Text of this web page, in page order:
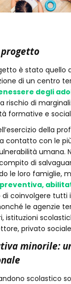
è stato quello
di un centro
degli
rischio di
formative e
della
contatto con le
umana.
di
le loro famiglie,
preventiva,
di coinvolgere tutti
le agenzie
istituzioni
privato
minorile:
scolastico